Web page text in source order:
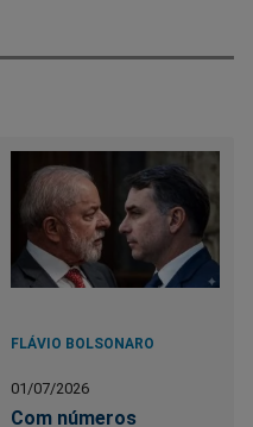
FLÁVIO BOLSONARO
01/07/2026
Com números